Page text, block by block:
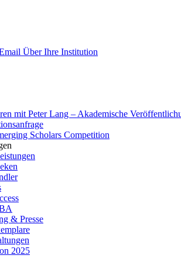
Über Ihre Institution
mit Peter Lang – Akademische
Scholars Competition
& Presse
2025